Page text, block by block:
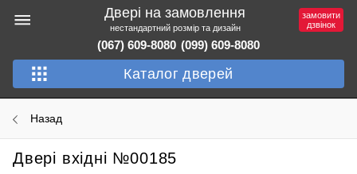
Двері на замовлення
нестандартний розмір та дизайн
(067) 609-8080 (099) 609-8080
Каталог дверей
замовити
дзвінок
Назад
Двері вхідні №00185